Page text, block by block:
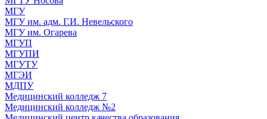
МГУ
МГУ им. адм. Г.И. Невельского
МГУ им. Огарева
МГУП
МГУПИ
МГУТУ
МГЭИ
МДПУ
Медицинский колледж 7
Медицинский колледж №2